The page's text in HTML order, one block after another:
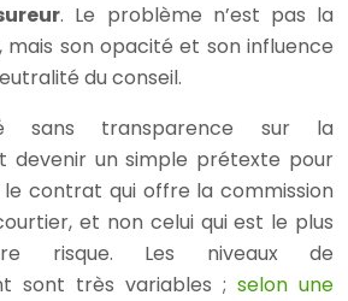
. Le problème n’est pas la
mais son opacité et son influence
du conseil.
sans transparence sur la
devenir un simple prétexte pour
contrat qui offre la commission
et non celui qui est le plus
risque. Les niveaux de
sont très variables ; selon une